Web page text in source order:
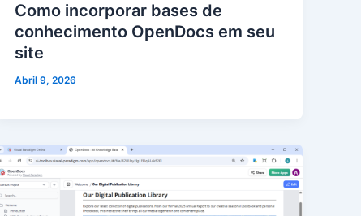
Como incorporar bases de
conhecimento OpenDocs em seu
site
Abril 9, 2026